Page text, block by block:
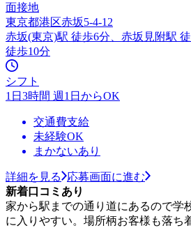
面接地
東京都港区赤坂5-4-12
赤坂(東京)駅 徒歩6分、赤坂見附駅
徒歩10分
シフト
1日3時間 週1日からOK
交通費支給
未経験OK
まかないあり
詳細を見る
応募画面に進む
新着口コミあり
家から駅までの通り道にあるので学
に入りやすい。場所柄お客様も落ち